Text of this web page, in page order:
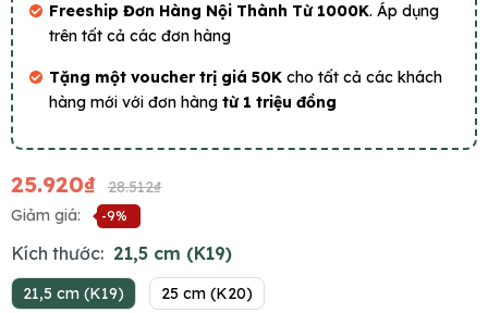
Freeship Đơn Hàng Nội Thành Từ 1000K. Áp dụng
trên tất cả các đơn hàng
Tặng một voucher trị giá 50K cho tất cả các khách
hàng mới với đơn hàng từ 1 triệu đồng
25.920₫
28.512₫
Giảm giá:
-9%
Kích thước: 21,5 cm (K19)
21,5 cm (K19) 25 cm (K20)